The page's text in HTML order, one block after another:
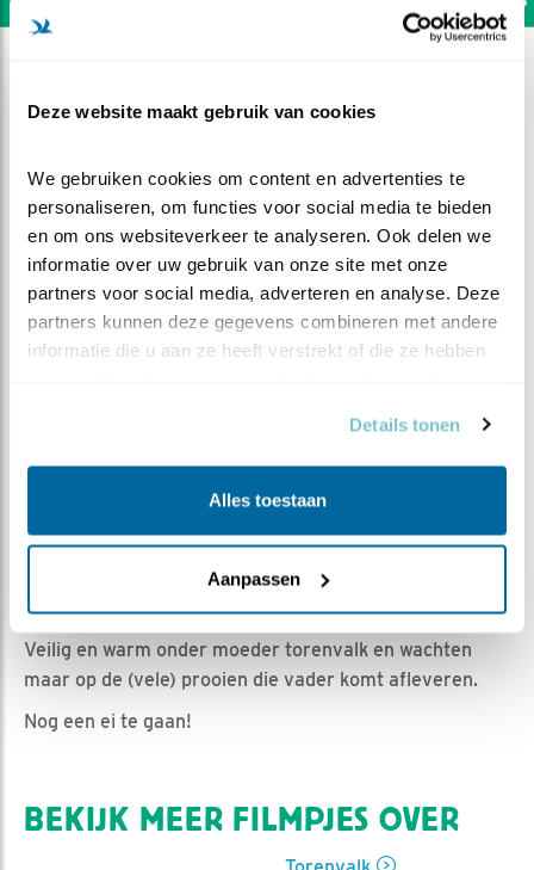
Deze website maakt gebruik van cookies
We gebruiken cookies om content en advertenties te
personaliseren, om functies voor social media te bieden
en om ons websiteverkeer te analyseren. Ook delen we
informatie over uw gebruik van onze site met onze
partners voor social media, adverteren en analyse. Deze
partners kunnen deze gegevens combineren met andere
informatie die u aan ze heeft verstrekt of die ze hebben
Details tonen
Alles toestaan
Aanpassen
Zes kuikens
Iris | Geplaatst op 7 mei 2024, 11:23 | Vind ik leuk|
Natte dons en nog maar net uit het ei.
Veilig en warm onder moeder torenvalk en wachten
maar op de (vele) prooien die vader komt afleveren.
Nog een ei te gaan!
BEKIJK MEER FILMPJES OVER